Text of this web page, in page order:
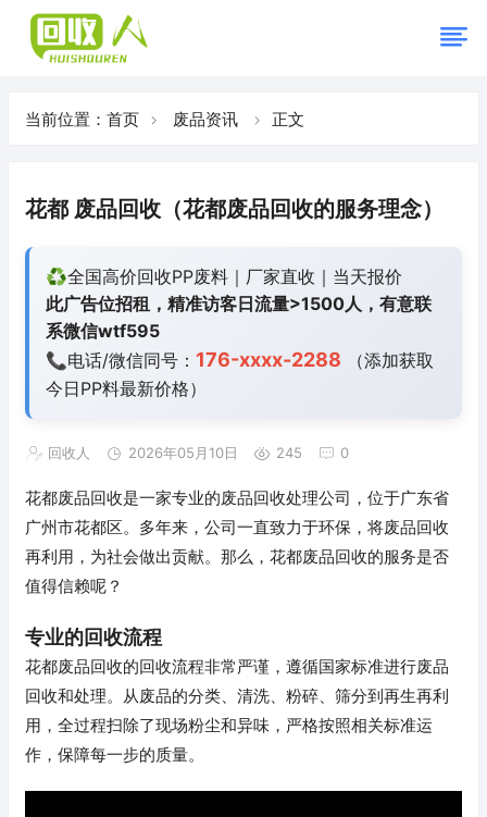
当前位置： 首页 废品资讯 正文
花都 废品回收（花都废品回收的服务理念）
♻️全国高价回收PP废料｜厂家直收｜当天报价
此广告位招租，精准访客日流量>1500人，有意联
系微信wtf595
📞电话/微信同号： 176-xxxx-2288 （添加获取
今日PP料最新价格）
回收人 2026年05月10日 245 0
花都废品回收是一家专业的废品回收处理公司，位于广东省
广州市花都区。多年来，公司一直致力于环保，将废品回收
再利用，为社会做出贡献。那么，花都废品回收的服务是否
值得信赖呢？
专业的回收流程
花都废品回收的回收流程非常严谨，遵循国家标准进行废品
回收和处理。从废品的分类、清洗、粉碎、筛分到再生再利
用，全过程扫除了现场粉尘和异味，严格按照相关标准运
作，保障每一步的质量。